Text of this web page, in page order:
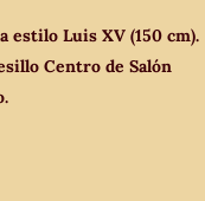
estilo Luis XV (150 cm).
Centro de Salón